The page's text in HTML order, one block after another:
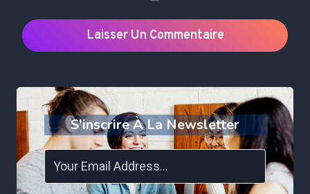
S'inscrire À La Newsletter